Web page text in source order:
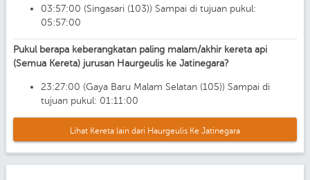
03:57:00 (Singasari (103)) Sampai di tujuan pukul:
05:57:00
Pukul berapa keberangkatan paling malam/akhir kereta api
(Semua Kereta) jurusan Haurgeulis ke Jatinegara?
23:27:00 (Gaya Baru Malam Selatan (105)) Sampai di
tujuan pukul: 01:11:00
Lihat Kereta lain dari Haurgeulis Ke Jatinegara